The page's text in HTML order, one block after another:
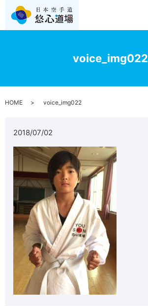
voice_img022
HOME voice_img022
2018/07/02